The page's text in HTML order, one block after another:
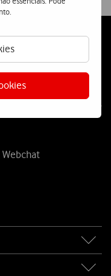
Webchat